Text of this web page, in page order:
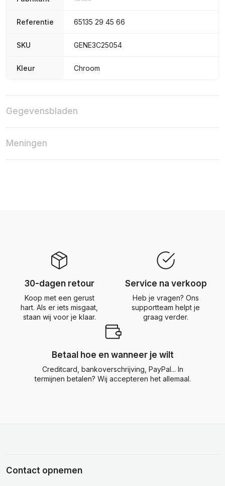
Referentie 65135 29 45 66
SKU GENE3C25054
Kleur Chroom
Gegevensbladen
Meningen
30-dagen retour
Koop met een gerust
hart. Als er iets misgaat,
staan wij voor je klaar.
Service na verkoop
Heb je vragen? Ons
supportteam helpt je
graag verder.
Betaal hoe en wanneer je wilt
Creditcard, bankoverschrijving, PayPal... In
termijnen betalen? Wij accepteren het allemaal.
Contact opnemen